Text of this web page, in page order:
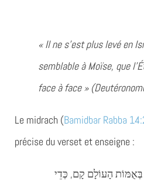
« Il ne s’est plus levé en
semblable à Moïse, que
face à face »
Le midrach (Bamidbar Rabba
précise du verset et enseigne :
הָעוֹלָם קָם, כְּדֵי